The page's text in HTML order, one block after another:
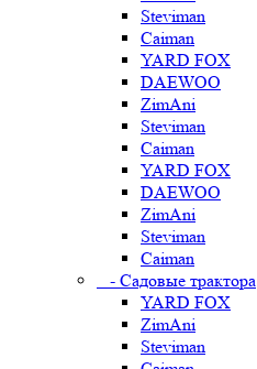
Steviman
Caiman
YARD FOX
DAEWOO
ZimAni
Steviman
Caiman
YARD FOX
DAEWOO
ZimAni
Steviman
Caiman
- Садовые трактора
YARD FOX
ZimAni
Steviman